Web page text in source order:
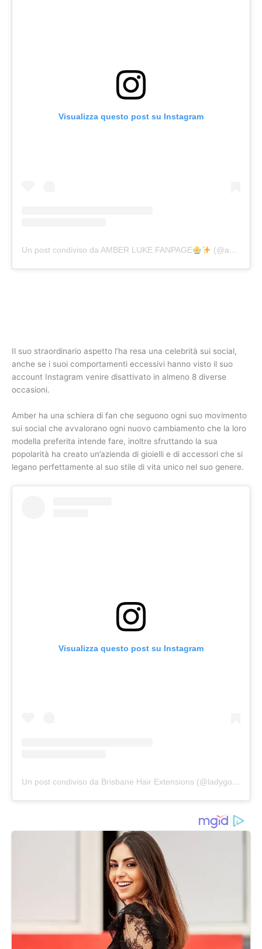
Visualizza questo post su Instagram
Un post condiviso da AMBER LUKE FANPAGE (@ambslukefanpage)
Il suo straordinario aspetto l’ha resa una celebrità sui social,
anche se i suoi comportamenti eccessivi hanno visto il suo
account Instagram venire disattivato in almeno 8 diverse
occasioni.
Amber ha una schiera di fan che seguono ogni suo movimento
sui social che avvalorano ogni nuovo cambiamento che la loro
modella preferita intende fare, inoltre sfruttando la sua
popolarità ha creato un’azienda di gioielli e di accessori che si
legano perfettamente al suo stile di vita unico nel suo genere.
Visualizza questo post su Instagram
Un post condiviso da Brisbane Hair Extensions (@ladygodivahairextensions)